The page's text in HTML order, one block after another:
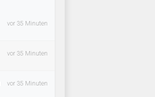
vor 35 Minuten
vor 35 Minuten
vor 35 Minuten